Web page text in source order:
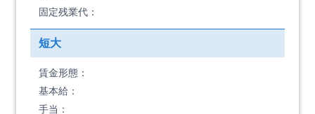
固定残業代：
短大
賃金形態：
基本給：
手当：